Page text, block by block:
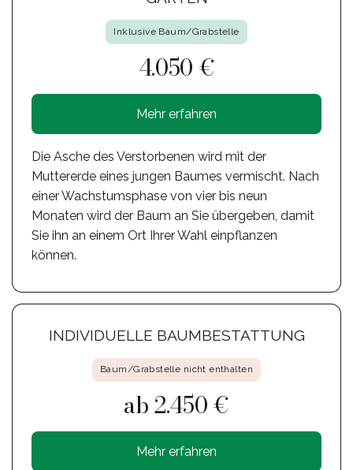
Inklusive Baum/Grabstelle
4.050 €
Mehr erfahren
Die Asche des Verstorbenen wird mit der
Muttererde eines jungen Baumes vermischt. Nach
einer Wachstumsphase von vier bis neun
Monaten wird der Baum an Sie übergeben, damit
Sie ihn an einem Ort Ihrer Wahl einpflanzen
können.
INDIVIDUELLE BAUMBESTATTUNG
Baum/Grabstelle nicht enthalten
ab 2.450 €
Mehr erfahren